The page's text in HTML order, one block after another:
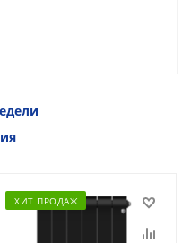
ХИТ ПРОДАЖ